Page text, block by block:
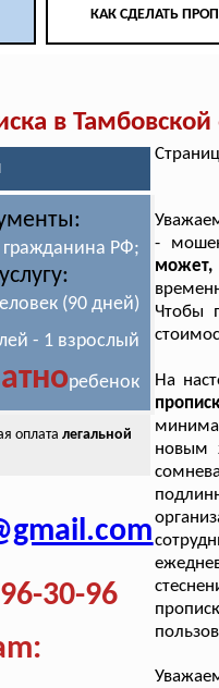
КАК СДЕЛАТЬ
в Тамбовской
гражданина РФ;
(90 дней)
- 1 взрослый
ребенок
оплата легальной
30-96
-
Чтобы
На
новым